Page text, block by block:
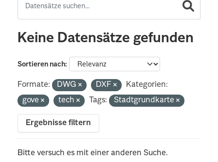
Keine Datensätze gefunden
Sortieren nach
Formate: DWG DXF
Kategorien:
gove
tech Tags: Stadtgrundkarte
Ergebnisse filtern
Bitte versuch es mit einer anderen Suche.